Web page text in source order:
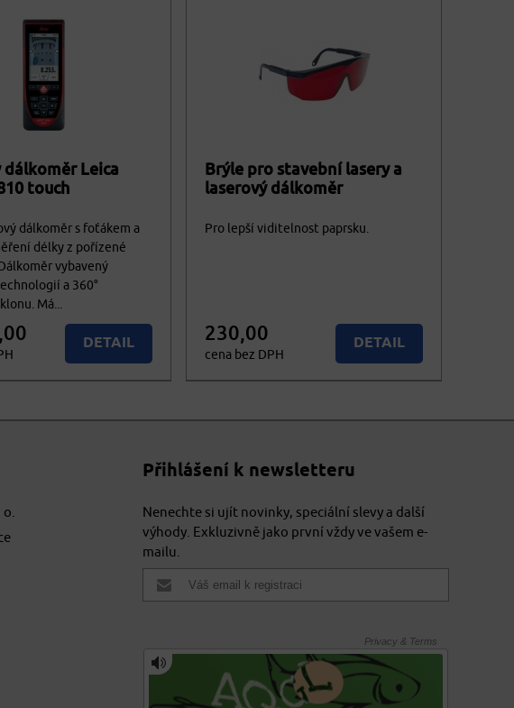
dálkoměr Leica
touch
dálkoměr s foťákem a
délky z pořízené
vybavený
a 360°
Má...
DETAIL
Nedostupné
Brýle pro stavební lasery a
laserový dálkoměr
Pro lepší viditelnost paprsku.
230,00
cena bez DPH
DETAIL
KOUPIT
o.
Přihlášení k newsletteru
Nenechte si ujít novinky, speciální slevy a další
výhody. Exkluzivně jako první vždy ve vašem e-
mailu.